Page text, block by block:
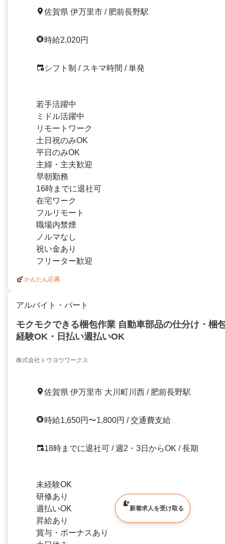
佐賀県 伊万里市 / 肥前長野駅
時給2,020円
シフト制 / スキマ時間 / 単発
若手活躍中
ミドル活躍中
リモートワーク
土日祝のみOK
平日のみOK
主婦・主夫歓迎
早朝勤務
16時までに退社可
在宅ワーク
フルリモート
職場内禁煙
ノルマなし
祝い金あり
フリーター歓迎
かんたん応募
アルバイト・パート
モクモクできる梱包作業 自動車部品の仕分け・梱
経験OK・日払い週払いOK
株式会社トウヨウワークス
佐賀県 伊万里市 大川町川西 / 肥前長野駅
時給1,650円〜1,800円 / 交通費支給
18時までに退社可 / 週2・3日からOK / 長期
未経験OK
研修あり
週払いOK
昇給あり
賞与・ボーナスあり
新着求人を受け取る